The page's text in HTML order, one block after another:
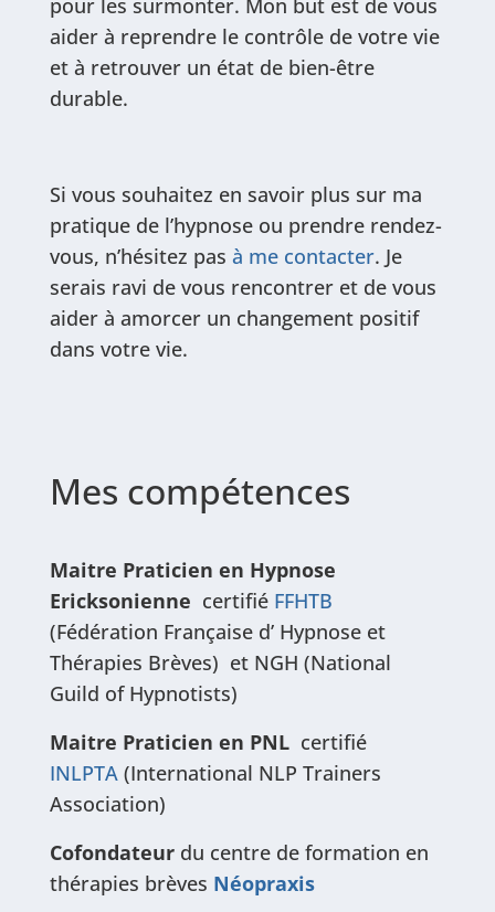
pour les surmonter. Mon but est de vous
aider à reprendre le contrôle de votre vie
et à retrouver un état de bien-être
durable.
Si vous souhaitez en savoir plus sur ma
pratique de l’hypnose ou prendre rendez-
vous, n’hésitez pas à me contacter. Je
serais ravi de vous rencontrer et de vous
aider à amorcer un changement positif
dans votre vie.
Mes compétences
Maitre Praticien en Hypnose
Ericksonienne certifié FFHTB
(Fédération Française d’ Hypnose et
Thérapies Brèves) et NGH (National
Guild of Hypnotists)
Maitre Praticien en PNLcertifié
INLPTA(International NLP Trainers
Association)
Cofondateurdu centre de formation en
thérapies brèves Néopraxis